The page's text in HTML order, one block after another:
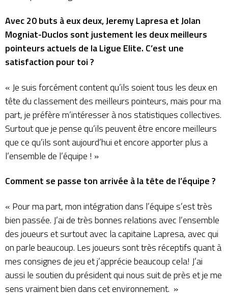
Avec 20 buts à eux deux, Jeremy Lapresa et Jolan
Mogniat-Duclos sont justement les deux meilleurs
pointeurs actuels de la Ligue Elite. C’est une
satisfaction pour toi ?
« Je suis forcément content qu’ils soient tous les deux en
tête du classement des meilleurs pointeurs, mais pour ma
part, je préfère m’intéresser à nos statistiques collectives.
Surtout que je pense qu’ils peuvent être encore meilleurs
que ce qu’ils sont aujourd’hui et encore apporter plus a
l’ensemble de l’équipe ! »
Comment se passe ton arrivée à la tête de l’équipe ?
« Pour ma part, mon intégration dans l’équipe s’est très
bien passée. J’ai de très bonnes relations avec l’ensemble
des joueurs et surtout avec la capitaine Lapresa, avec qui
on parle beaucoup. Les joueurs sont très réceptifs quant à
mes consignes de jeu et j’apprécie beaucoup cela! J’ai
aussi le soutien du président qui nous suit de près et je me
sens vraiment bien dans cet environnement. »